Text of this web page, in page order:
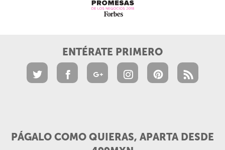
ENTÉRATE PRIMERO
PÁGALO COMO QUIERAS, APARTA DESDE